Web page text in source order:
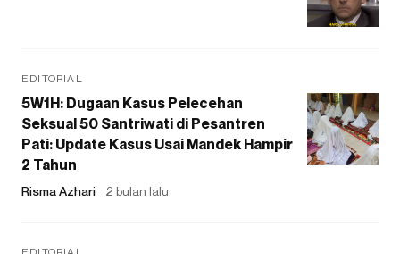
EDITORIAL
5W1H: Dugaan Kasus Pelecehan
Seksual 50 Santriwati di Pesantren
Pati: Update Kasus Usai Mandek Hampir
2 Tahun
Risma Azhari 2 bulan lalu